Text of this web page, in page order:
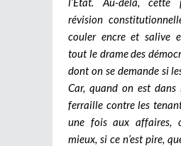
révision
couler encre et salive
tout le drame des
dont on se demande si
Car, quand on est dans
ferraille contre les
une fois aux affaires,
mieux, si ce n’est pire,